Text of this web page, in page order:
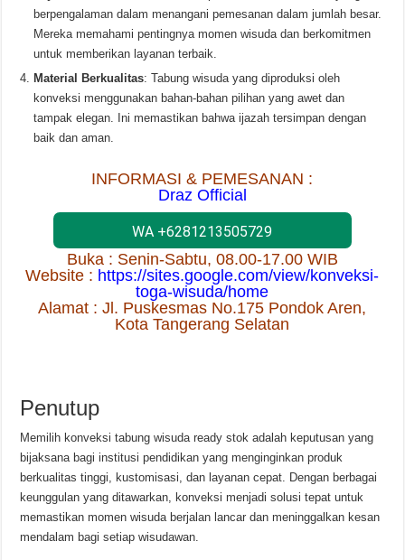
berpengalaman dalam menangani pemesanan dalam jumlah besar.
Mereka memahami pentingnya momen wisuda dan berkomitmen
untuk memberikan layanan terbaik.
Material Berkualitas: Tabung wisuda yang diproduksi oleh
konveksi menggunakan bahan-bahan pilihan yang awet dan
tampak elegan. Ini memastikan bahwa ijazah tersimpan dengan
baik dan aman.
INFORMASI & PEMESANAN :
Draz Official
WA +6281213505729
Buka : Senin-Sabtu, 08.00-17.00 WIB
Website : https://sites.google.com/view/konveksi-
toga-wisuda/home
Alamat : Jl. Puskesmas No.175 Pondok Aren,
Kota Tangerang Selatan
Penutup
Memilih konveksi tabung wisuda ready stok adalah keputusan yang
bijaksana bagi institusi pendidikan yang menginginkan produk
berkualitas tinggi, kustomisasi, dan layanan cepat. Dengan berbagai
keunggulan yang ditawarkan, konveksi menjadi solusi tepat untuk
memastikan momen wisuda berjalan lancar dan meninggalkan kesan
mendalam bagi setiap wisudawan.